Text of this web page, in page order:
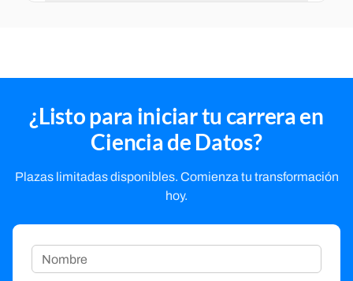
¿Listo para iniciar tu carrera en
Ciencia de Datos?
Plazas limitadas disponibles. Comienza tu transformación
hoy.